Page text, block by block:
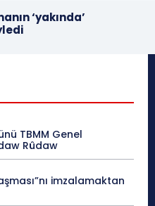
‘yakında’
TBMM Genel
Rûdaw
imzalamaktan